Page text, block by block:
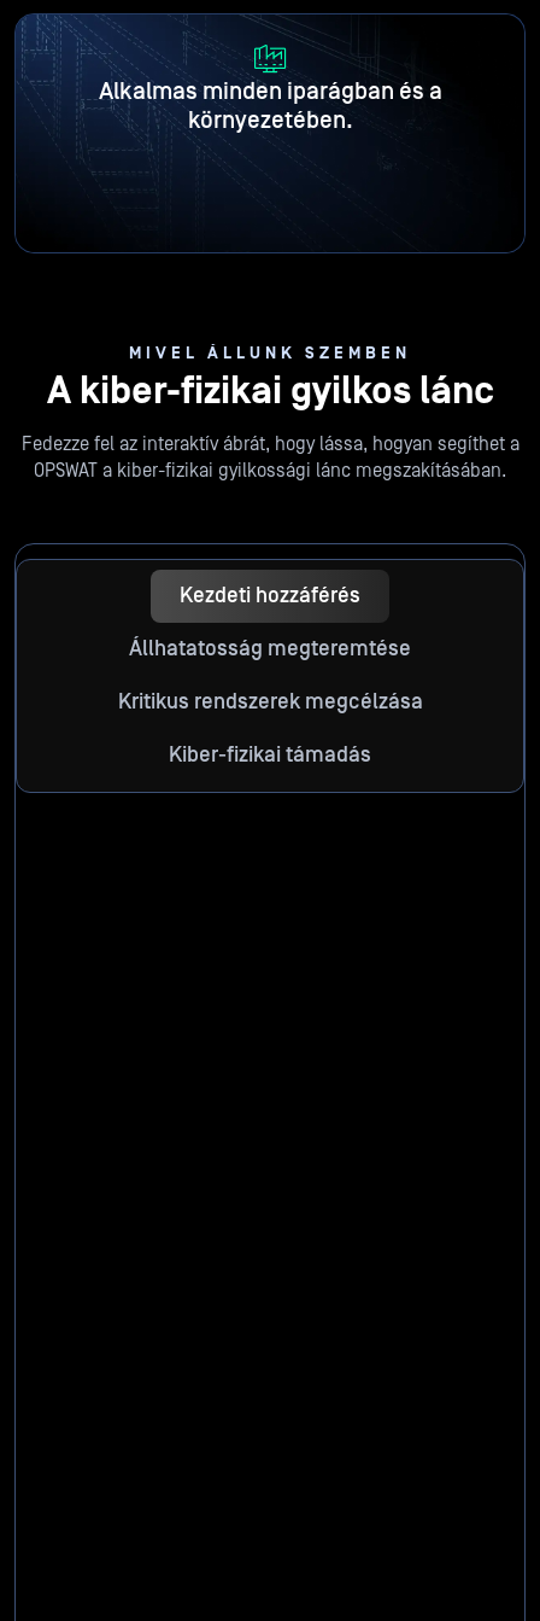
Alkalmas minden iparágban és a
környezetében.
MIVEL ÁLLUNK SZEMBEN
A kiber-fizikai gyilkos lánc
Fedezze fel az interaktív ábrát, hogy lássa, hogyan segíthet a
OPSWAT a kiber-fizikai gyilkossági lánc megszakításában.
Kezdeti hozzáférés
Állhatatosság megteremtése
Kritikus rendszerek megcélzása
Kiber-fizikai támadás